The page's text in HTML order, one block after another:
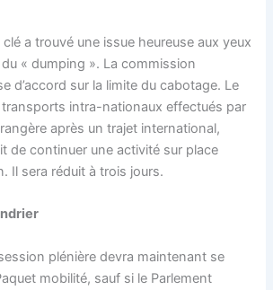
a trouvé une issue heureuse aux yeux
« dumping ». La commission
d’accord sur la limite du cabotage. Le
intra-nationaux effectués par
après un trajet international,
de continuer une activité sur place
Il sera réduit à trois jours.
plénière devra maintenant se
mobilité, sauf si le Parlement